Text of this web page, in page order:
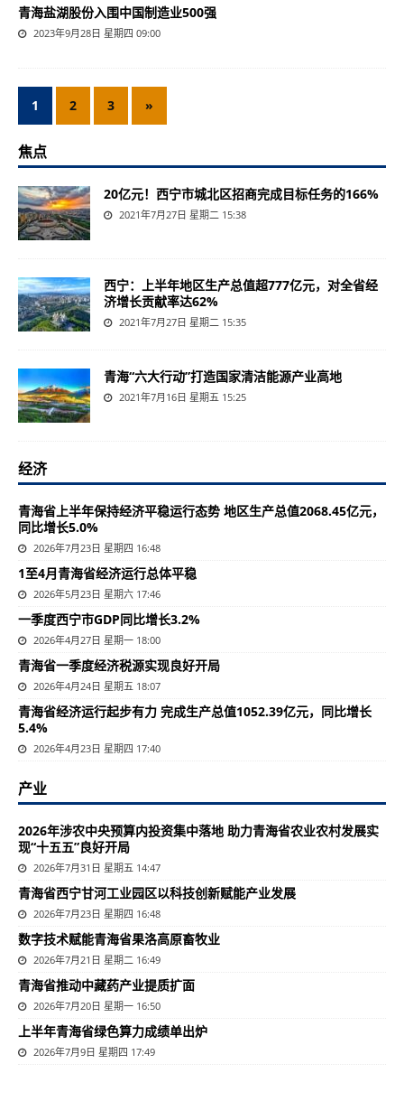
青海盐湖股份入围中国制造业500强
2023年9月28日 星期四 09:00
1 2 3 »
焦点
20亿元！西宁市城北区招商完成目标任务的166%
2021年7月27日 星期二 15:38
西宁：上半年地区生产总值超777亿元，对全省经
济增长贡献率达62%
2021年7月27日 星期二 15:35
青海“六大行动”打造国家清洁能源产业高地
2021年7月16日 星期五 15:25
经济
青海省上半年保持经济平稳运行态势 地区生产总值2068.45亿元，
同比增长5.0%
2026年7月23日 星期四 16:48
1至4月青海省经济运行总体平稳
2026年5月23日 星期六 17:46
一季度西宁市GDP同比增长3.2%
2026年4月27日 星期一 18:00
青海省一季度经济税源实现良好开局
2026年4月24日 星期五 18:07
青海省经济运行起步有力 完成生产总值1052.39亿元，同比增长
5.4%
2026年4月23日 星期四 17:40
产业
2026年涉农中央预算内投资集中落地 助力青海省农业农村发展实
现“十五五”良好开局
2026年7月31日 星期五 14:47
青海省西宁甘河工业园区以科技创新赋能产业发展
2026年7月23日 星期四 16:48
数字技术赋能青海省果洛高原畜牧业
2026年7月21日 星期二 16:49
青海省推动中藏药产业提质扩面
2026年7月20日 星期一 16:50
上半年青海省绿色算力成绩单出炉
2026年7月9日 星期四 17:49